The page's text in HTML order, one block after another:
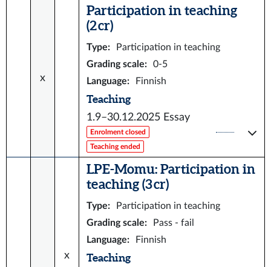
x
Participation in teaching
(2 cr)
Type:
Participation in teaching
Grading scale:
0-5
Language: Finnish
Teaching
1.9–30.12.2025 Essay
Enrolment closed
Teaching ended
x
LPE-Momu: Participation in
teaching (3 cr)
Type:
Participation in teaching
Grading scale:
Pass - fail
Language: Finnish
Teaching